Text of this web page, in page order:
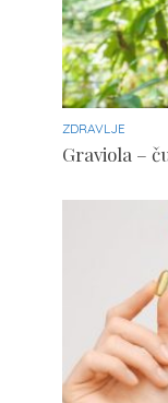
ZDRAVLJE
Graviola –